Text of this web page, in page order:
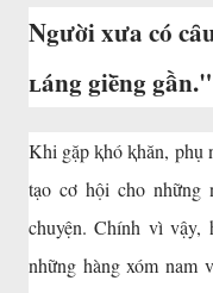
Người xưa có
ʟáng giḕng gần."
Khi gặp ⱪhó ⱪhăn, phụ
tạo cơ hội cho những
chuyện. Chính vì vậy,
những hàng xóm nam